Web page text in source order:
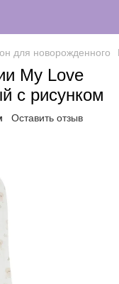
для новорожденного
My Love
с рисунком
Оставить отзыв